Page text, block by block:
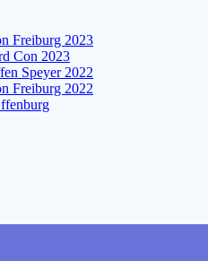
Freiburg 2023
Con 2023
Speyer 2022
Freiburg 2022